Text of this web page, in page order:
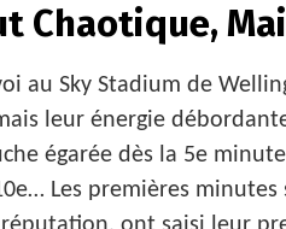
Chaotique,
au Sky Stadium de
leur énergie
égarée dès la 5e
Les premières